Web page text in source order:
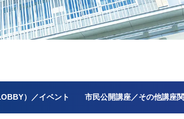
）／イベント 市民公開講座／その他講座